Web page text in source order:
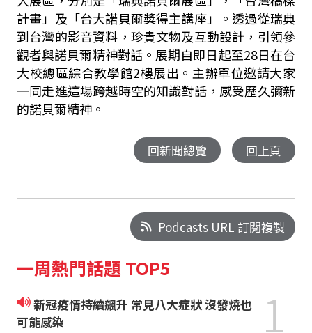
計畫」及「台大諾貝爾獎得主講座」。透過從瑞典
到台灣的影音資料，珍貴文物及互動設計，引領參
觀者與諾貝爾精神對話。展期自即日起至28日在台
大校總區綜合教學館2樓展出。主辦單位邀請大家
一同走進這場跨越時空的知識對話，感受歷久彌新
的諾貝爾精神。
回新聞總覽 回上頁
Podcasts URL 訂閱複製
一周熱門話題 TOP5
新冠疫情持續飆升 常見八大症狀 沒發燒也
可能感染
1